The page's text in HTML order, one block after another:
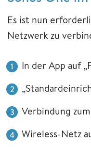
Es ist nun
Netzwerk zu
In der App auf
Verbindung
Wireless-Netz